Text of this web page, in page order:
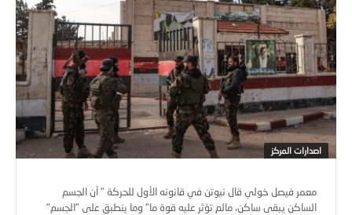
اصدارات المركز
معمر فيصل خولي قال نيوتن في قانونه الأول للحركة " أن الجسم
الساكن يبقى ساكن، مالم تؤثر عليه قوة ما" وما ينطبق على "الجسم"